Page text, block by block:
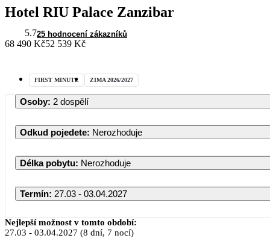
Hotel RIU Palace Zanzibar
5.725 hodnocení zákazníků
68 490 Kč52 539 Kč
FIRST MINUTE ZIMA 2026/2027
Osoby: 2 dospělí
Odkud pojedete: Nerozhoduje
Délka pobytu: Nerozhoduje
Termín: 27.03 - 03.04.2027
Nejlepší možnost v tomto období:
27.03 - 03.04.2027 (8 dní, 7 nocí)